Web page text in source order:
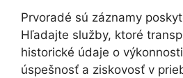
Prvoradé sú záznamy
Hľadajte služby, ktoré
historické údaje o
úspešnosť a ziskovosť v